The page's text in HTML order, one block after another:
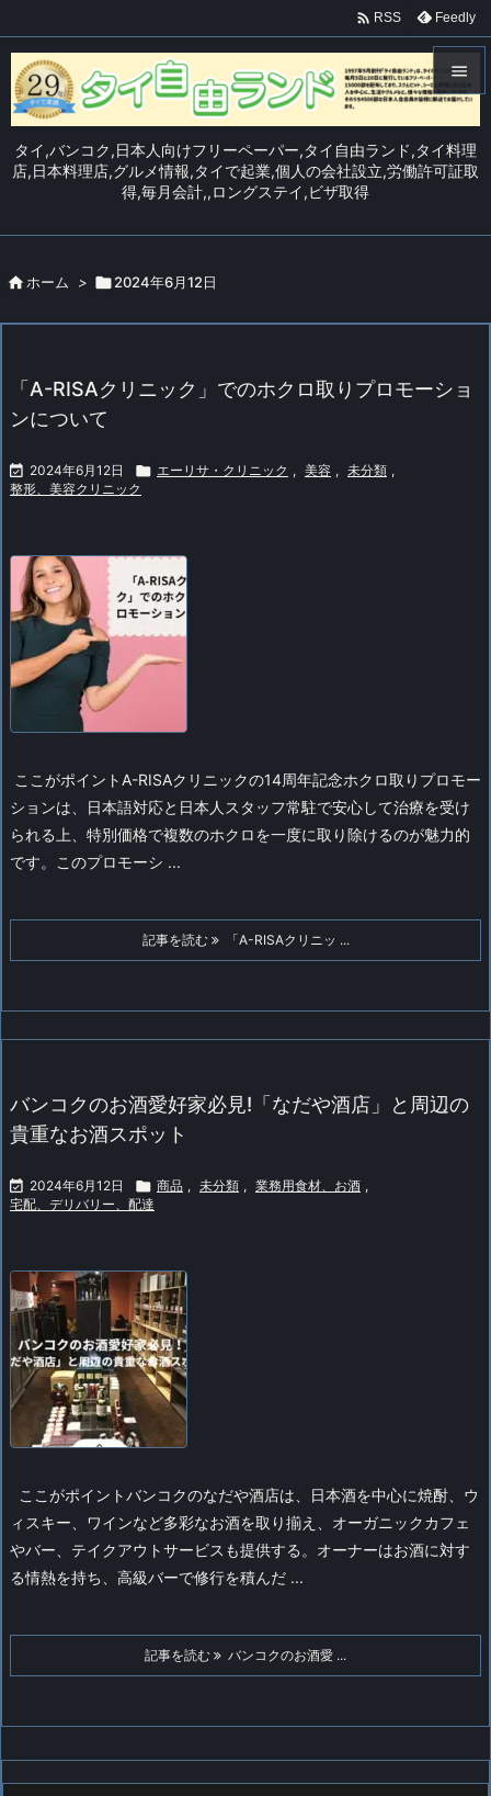
タイ,バンコク,日本人向けフリーペーパー,タイ自由ランド,タイ料理
店,日本料理店,グルメ情報,タイで起業,個人の会社設立,労働許可証取
得,毎月会計,,ロングステイ,ビザ取得

メニュ


 RSS Feedly
 ホーム > 2024年6月12日
「A-RISAクリニック」でのホクロ取りプロモーショ
ンについて
 2024年6月12日  エーリサ・クリニック , 美容 , 未分類 ,
整形、美容クリニック
ここがポイント A-RISAクリニックの14周年記念ホクロ取りプロモー
ションは、日本語対応と日本人スタッフ常駐で安心して治療を受け
られる上、特別価格で複数のホクロを一度に取り除けるのが魅力的
です。このプロモーシ ...
記事を読む 「A-RISAクリニッ ...
バンコクのお酒愛好家必見!「なだや酒店」と周辺の
貴重なお酒スポット
 2024年6月12日  商品 , 未分類 , 業務用食材、お酒 ,
宅配、デリバリー、配達
ここがポイントバンコクのなだや酒店は、日本酒を中心に焼酎、ウ
ィスキー、ワインなど多彩なお酒を取り揃え、オーガニックカフェ
やバー、テイクアウトサービスも提供する。オーナーはお酒に対す
る情熱を持ち、高級バーで修行を積んだ ...
記事を読む バンコクのお酒愛 ...